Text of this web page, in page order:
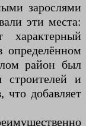
зарослями
эти места:
характерный
определённом
район был
строителей и
что добавляет